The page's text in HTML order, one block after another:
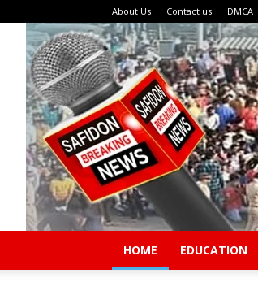
About Us Contact us DMCA
HOME EDUCATION